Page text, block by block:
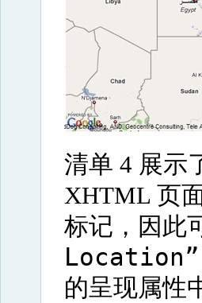
清单 4 展示
XHTML 页
标记，因此
Location”
的呈现属性